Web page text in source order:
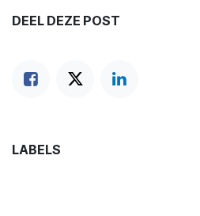
DEEL DEZE POST
LABELS